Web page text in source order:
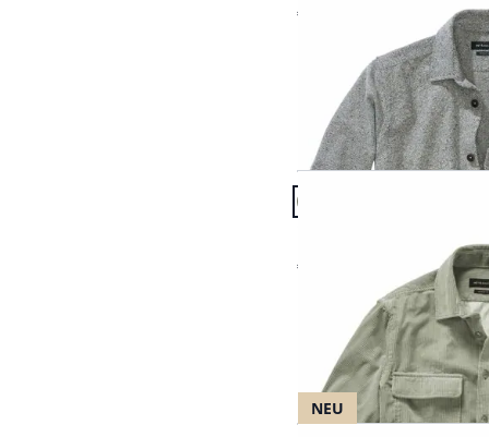
Grün
Lila
Rosé
Abbrechen
€ 139,95
Artikel 4 von 9.
€ 189,95
NEU